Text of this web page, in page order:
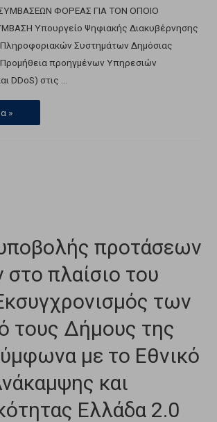
ΦΟΡΕΑΣ ΓΙΑ ΤΟΝ ΟΠΟΙΟ
Υπουργείο Ψηφιακής Διακυβέρνησης
Πληροφοριακών Συστημάτων Δημόσιας
Προμήθεια προηγμένων Υπηρεσιών
DDoS) στις …
»
προτάσεων
πλαίσιο του
των
τους Δήμους της
με το Εθνικό
και
Ελλάδα 2.0